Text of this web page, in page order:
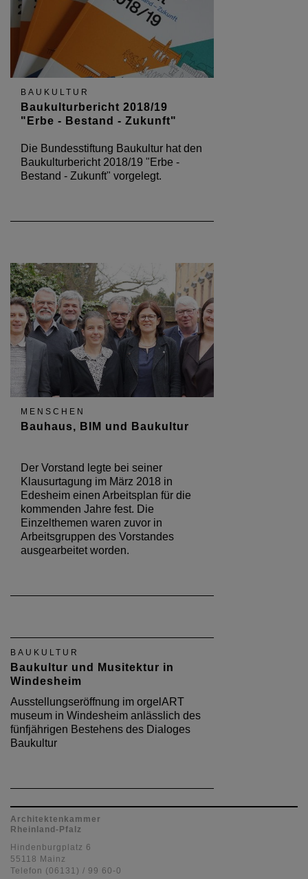
BAUKULTUR
Baukulturbericht 2018/19
"Erbe - Bestand - Zukunft"
Die Bundesstiftung Baukultur hat den
Baukulturbericht 2018/19 "Erbe -
Bestand - Zukunft" vorgelegt.
MENSCHEN
Bauhaus, BIM und Baukultur
Der Vorstand legte bei seiner
Klausurtagung im März 2018 in
Edesheim einen Arbeitsplan für die
kommenden Jahre fest. Die
Einzelthemen waren zuvor in
Arbeitsgruppen des Vorstandes
ausgearbeitet worden.
BAUKULTUR
Baukultur und Musitektur in
Windesheim
Ausstellungseröffnung im orgelART
museum in Windesheim anlässlich des
fünfjährigen Bestehens des Dialoges
Baukultur
Architektenkammer
Rheinland-Pfalz
Hindenburgplatz 6
55118 Mainz
Telefon (06131) / 99 60-0